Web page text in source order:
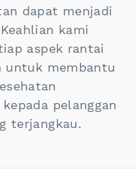
dapat menjadi
kami
aspek rantai
untuk membantu
pelanggan
terjangkau.